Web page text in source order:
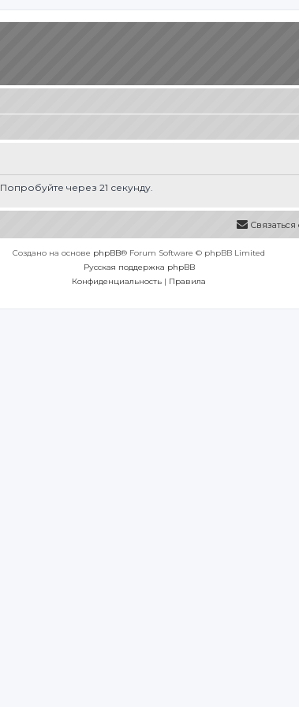
через 21 секунду.
Создано на основе phpBB® Forum Software © phpBB Limited
Русская поддержка phpBB
Конфиденциальность | Правила